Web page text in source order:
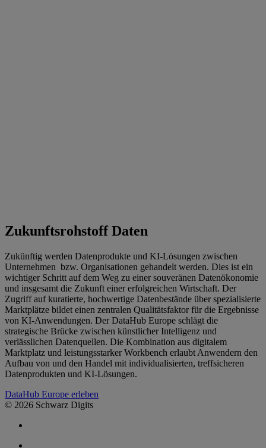
Zukunftsrohstoff Daten
Zukünftig werden Datenprodukte und KI-Lösungen zwischen
Unternehmen bzw. Organisationen gehandelt werden. Dies ist ein
wichtiger Schritt auf dem Weg zu einer souveränen Datenökonomie
und insgesamt die Zukunft einer erfolgreichen Wirtschaft. Der
Zugriff auf kuratierte, hochwertige Datenbestände über spezialisierte
Marktplätze bildet einen zentralen Qualitätsfaktor für die Ergebnisse
von KI-Anwendungen. Der DataHub Europe schlägt die
strategische Brücke zwischen künstlicher Intelligenz und
verlässlichen Datenquellen. Die Kombination aus digitalem
Marktplatz und leistungsstarker Workbench erlaubt Anwendern den
Aufbau von und den Handel mit individualisierten, treffsicheren
Datenprodukten und KI-Lösungen.
DataHub Europe erleben
© 2026 Schwarz Digits